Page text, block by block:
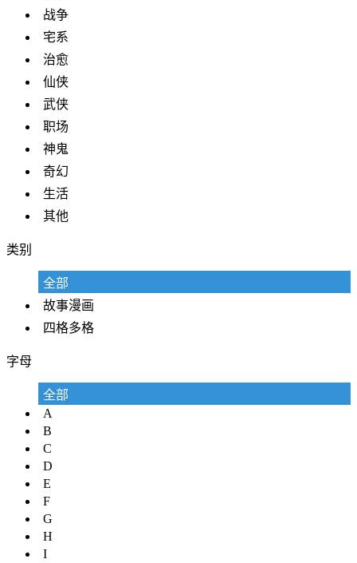
战争
宅系
治愈
仙侠
武侠
职场
神鬼
奇幻
生活
其他
类别
全部
故事漫画
四格多格
字母
全部
A
B
C
D
E
F
G
H
I